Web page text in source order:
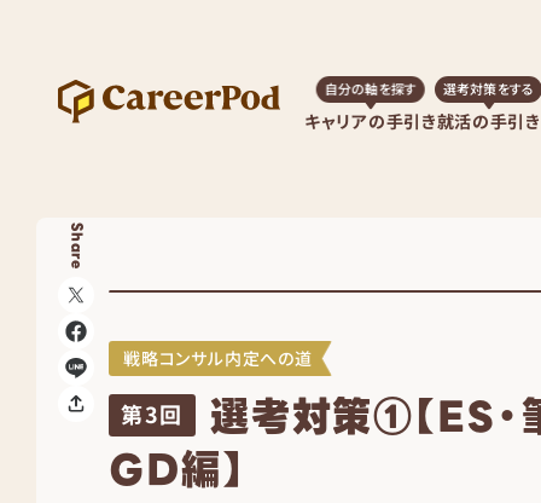
キャリアの手引き
自分の軸を探す
就活の手引き
選考対策をする
Share
戦略コンサル内定への道
第3回 選考対策①【ES・
GD編】